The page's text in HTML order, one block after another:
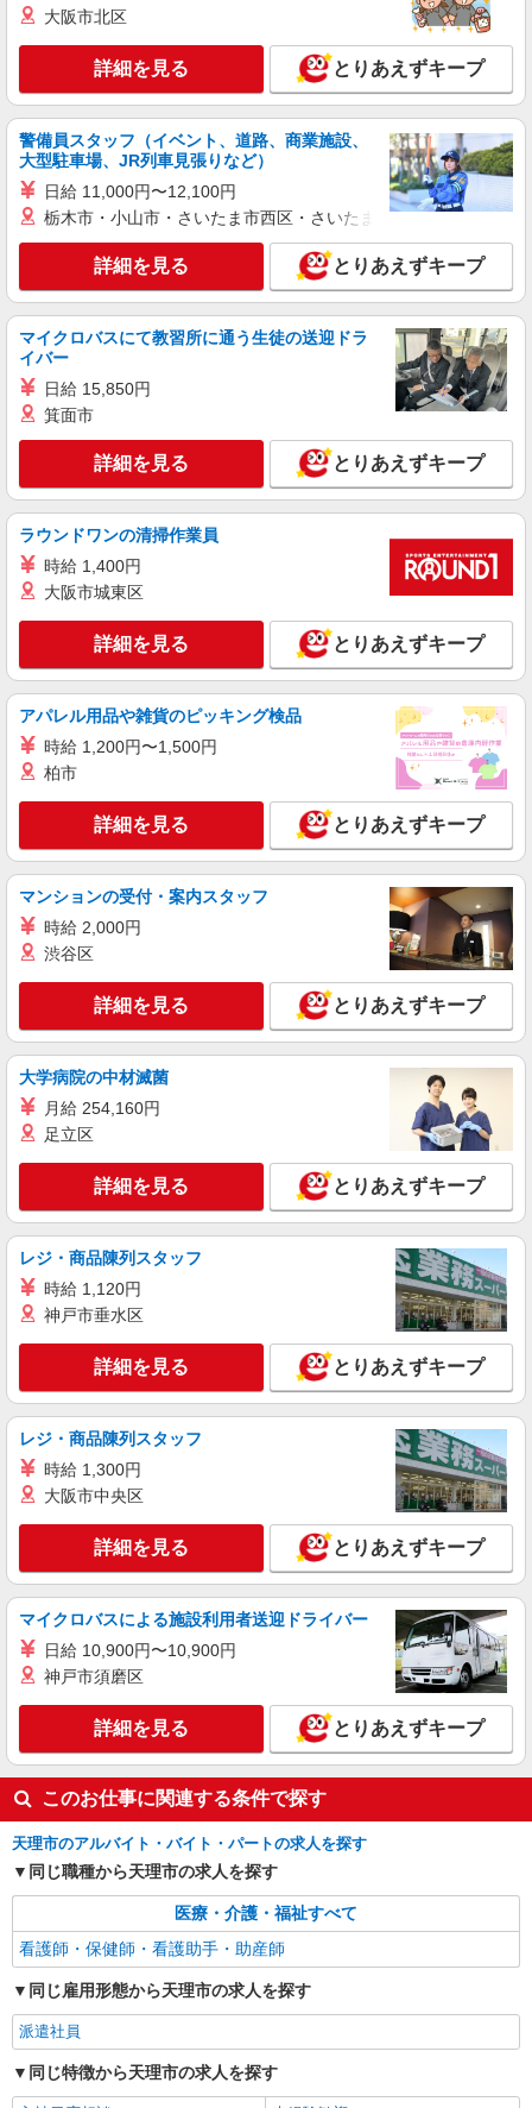
時給1500円〜2125円 ＜日払い有/週払い有/交
通費全支給(ガソリン代含む)＞
天理市檜垣町 ＊交通費全額支給
キープ 詳細を見る
アルバイト パート
看護師（訪問入浴）
時給1695円〜1745円 ※経験・能力による
町812番地1 今西ビル2F 201号室
キープ 詳細を見る
アスケア訪問入浴 天理
看護師（訪問入浴）
月給258,000円〜274,000円（地域による） 別
途交通費支給（30000円上限/月） 別途残業手当
（月平均残業時間20時間）残業代全額支給
アスケア訪問入浴 天理 奈良県天理市川原城
キープ 詳細を見る
業務委託
SOMPOヘルスサポート株式会社 全支援対応コース
保健師・管理栄養士 特定保健指導
業所一括面談(対面) 1日：10,000円〜14,716円 ・
個別訪問(対面) 1件：4,286円〜5,239円 ・遠隔面
談 1件：1,500〜1,691円 ・電話支援 1件：
1,000円〜1,429円 ・ICTメール支援 1件：500円
※上記金額に消費税を加えた金額をお支払いいた
します ※交通費・電話代は弊社負担。その他、支
【活動エリア】奈良県天理市及びその周辺
キープ 詳細を見る
大阪市北区
詳細を見る とりあえずキープ
警備員スタッフ（イベント、道路、商業施設、
大型駐車場、JR列車見張りなど）
日給 11,000円〜12,100円
栃木市・小山市・さいたま市西区・さいたま市岩槻区・久喜市・
詳細を見る とりあえずキープ
マイクロバスにて教習所に通う生徒の送迎ドラ
イバー
日給 15,850円
箕面市
詳細を見る とりあえずキープ
ラウンドワンの清掃作業員
時給 1,400円
大阪市城東区
詳細を見る とりあえずキープ
アパレル用品や雑貨のピッキング検品
時給 1,200円〜1,500円
柏市
詳細を見る とりあえずキープ
マンションの受付・案内スタッフ
時給 2,000円
渋谷区
詳細を見る とりあえずキープ
大学病院の中材滅菌
月給 254,160円
足立区
詳細を見る とりあえずキープ
レジ・商品陳列スタッフ
時給 1,120円
神戸市垂水区
詳細を見る とりあえずキープ
レジ・商品陳列スタッフ
時給 1,300円
大阪市中央区
詳細を見る とりあえずキープ
マイクロバスによる施設利用者送迎ドライバー
日給 10,900円〜10,900円
神戸市須磨区
詳細を見る とりあえずキープ
このお仕事に関連する条件で探す
天理市のアルバイト・バイト・パートの求人を探す
同じ職種から天理市の求人を探す
医療・介護・福祉すべて
看護師・保健師・看護助手・助産師
同じ雇用形態から天理市の求人を探す
派遣社員
同じ特徴から天理市の求人を探す